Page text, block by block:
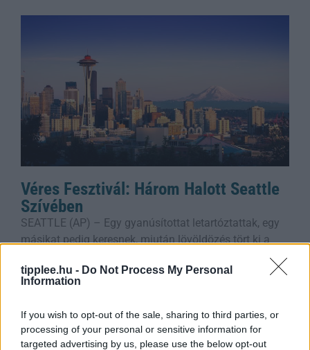
tipplee.hu - Do Not Process My Personal
Information
If you wish to opt-out of the sale, sharing to third parties, or
processing of your personal or sensitive information for
targeted advertising by us, please use the below opt-out
Véres Fesztivál: Három Halott Seattle
Szívében
SEATTLE (AP) – Egy gyanúsítottat letartóztattak, egy
másikat pedig keresnek, miután lövöldözés tört ki a
Space Needle alatti, zsúfolt ételfesztiválon, ahol három
ember meghalt és
Rooby
augusztus 7, 2026